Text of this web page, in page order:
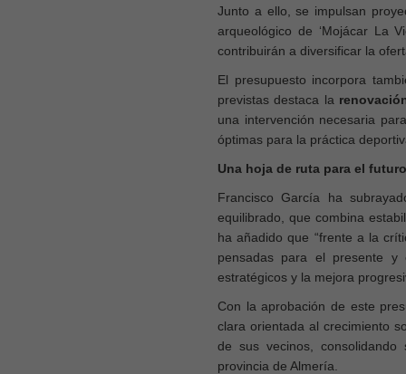
Junto a ello, se impulsan
arqueológico de ‘Mojácar La
contribuirán a diversificar la
El presupuesto incorpora
previstas destaca la
una intervención necesaria
óptimas para la práctica
Una hoja de ruta para el
Francisco García ha
equilibrado, que combina
ha añadido que “frente a la
pensadas para el presente y
estratégicos y la mejora
Con la aprobación de este
clara orientada al crecimiento
de sus vecinos,
provincia de Almería.